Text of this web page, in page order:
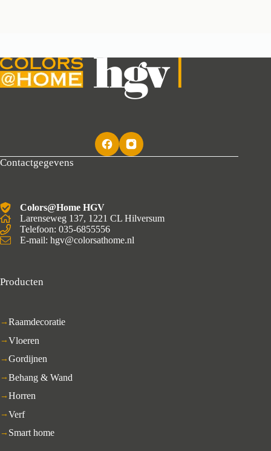
Contactgegevens
Colors@Home HGV
Larenseweg 137, 1221 CL Hilversum
Telefoon: 035-6855556
E-mail: hgv@colorsathome.nl
Producten
Raamdecoratie
Vloeren
Gordijnen
Behang & Wand
Horren
Verf
Smart home